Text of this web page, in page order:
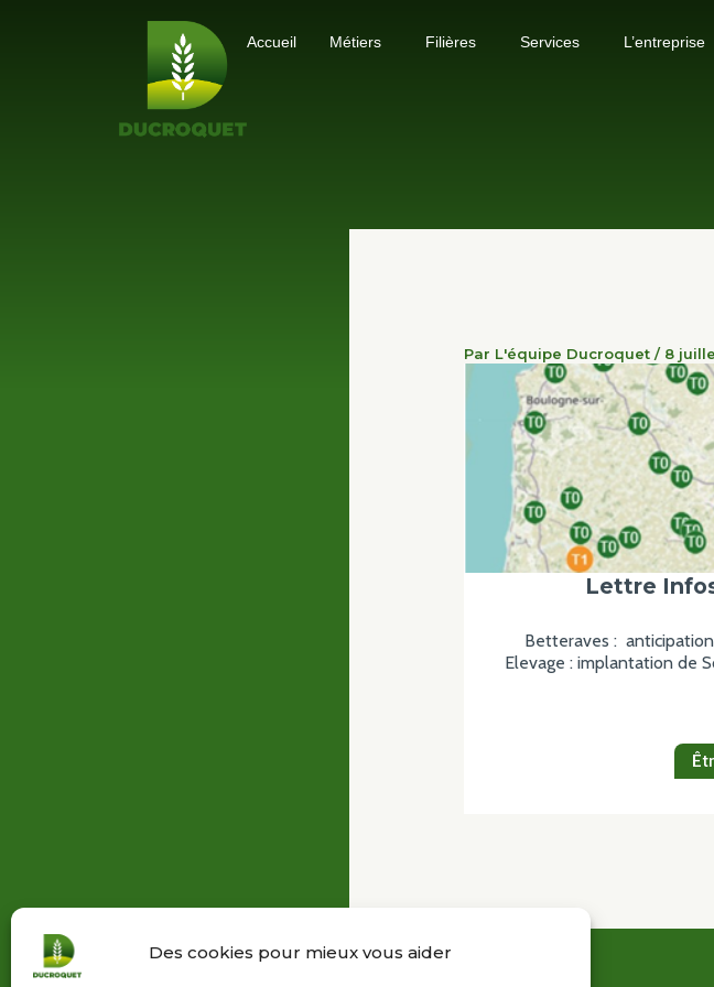
Des cookies pour mieux vous aider
contenu
Accueil Métiers Filières Services L’entreprise
Par L'équipe Ducroquet / 8
Lettre
Betteraves :
Elevage : implantation de